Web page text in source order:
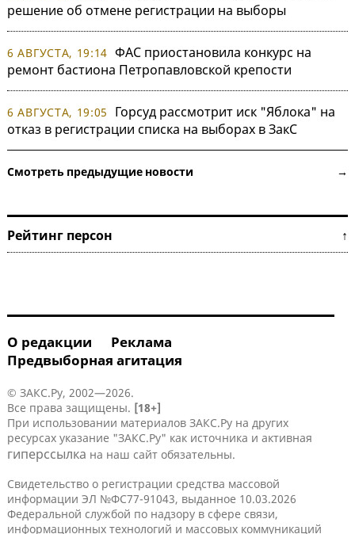
решение об отмене регистрации на выборы
6 АВГУСТА, 19:14 ФАС приостановила конкурс на
ремонт бастиона Петропавловской крепости
6 АВГУСТА, 19:05
Горсуд рассмотрит иск "Яблока" на
отказ в регистрации списка на выборах в ЗакС
Смотреть предыдущие новости →
Рейтинг персон ↑
О редакции
Реклама
Предвыборная агитация
© ЗАКС.Ру, 2002—2026.
Все права защищены. [18+]
При использовании материалов ЗАКС.Ру на других
ресурсах указание "ЗАКС.Ру" как источника и активная
гиперссылка на наш сайт обязательны.
Свидетельство о регистрации средства массовой
информации ЭЛ №ФС77-91043, выданное 10.03.2026
Федеральной службой по надзору в сфере связи,
информационных технологий и массовых коммуникаций